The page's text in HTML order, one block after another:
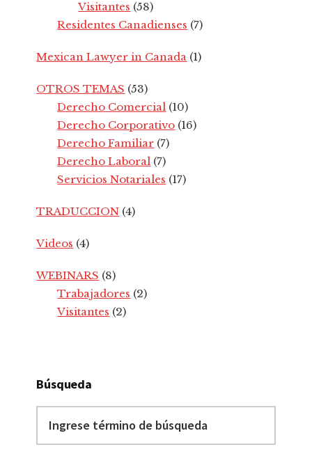
Visitantes (58)
Residentes Canadienses (7)
Mexican Lawyer in Canada (1)
OTROS TEMAS (53)
Derecho Comercial (10)
Derecho Corporativo (16)
Derecho Familiar (7)
Derecho Laboral (7)
Servicios Notariales (17)
TRADUCCION (4)
Videos (4)
WEBINARS (8)
Trabajadores (2)
Visitantes (2)
Búsqueda
término